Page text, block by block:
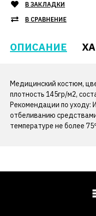
В ЗАКЛАДКИ
В СРАВНЕНИЕ
ОПИСАНИЕ
Медицинский костюм,
плотность 145гр/м2,
Рекомендации по уходу:
отбеливанию
температуре не более